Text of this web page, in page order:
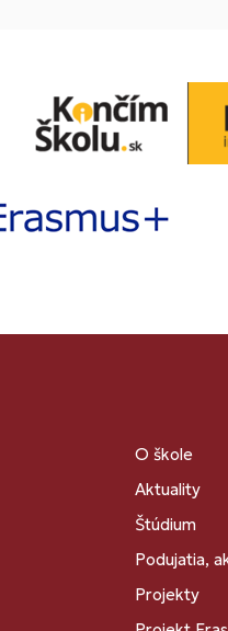
O škole
Aktuality
Štúdium
Podujatia,
Projekty